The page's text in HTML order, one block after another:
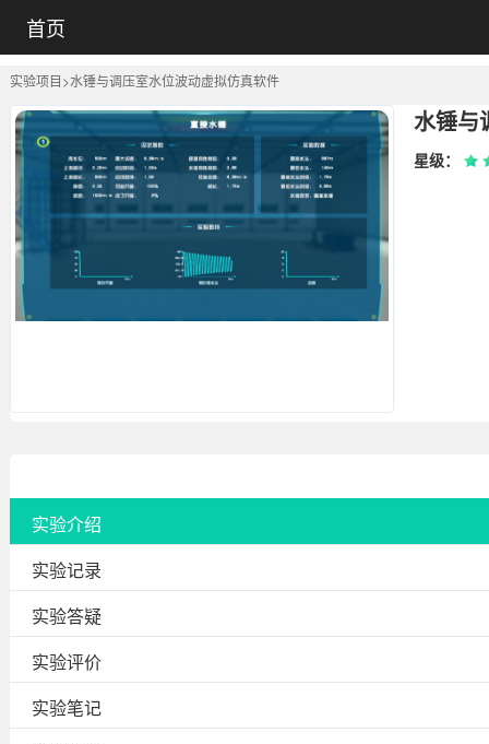
首页
实验项目>水锤与调压室水位波动虚拟仿真软件
星级：
实验介绍
实验记录
实验答疑
实验评价
实验笔记